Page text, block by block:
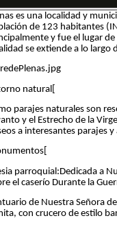
es una localidad y
de 123 habitantes
y fue el lugar
se extiende a lo largo
natural[
parajes naturales son
y el Estrecho de la
a interesantes parajes y
parroquial:Dedicada a
el caserío Durante la
de Nuestra Señora
con crucero de estilo